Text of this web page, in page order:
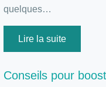
quelques…
Lire la suite
Conseils pour